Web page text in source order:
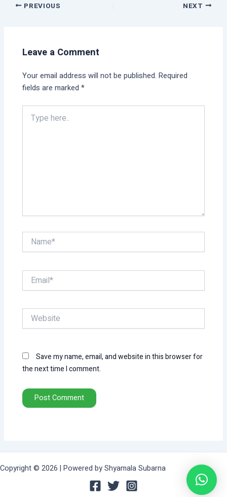
PREVIOUS NEXT
Leave a Comment
Your email address will not be published. Required
fields are marked*
Type
here..
Name*
Email*
Website
Save my name, email, and website in this browser for
the next time I comment.
Copyright © 2026 | Powered by Shyamala Subarna